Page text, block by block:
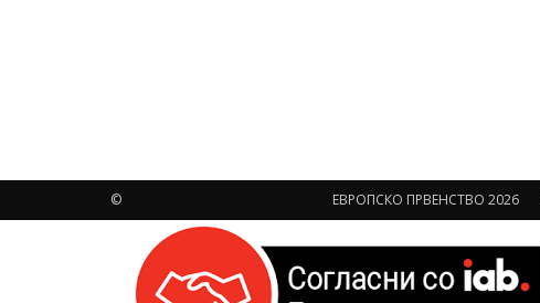
ЕВРОПСКО ПРВЕНСТВО 2026
©